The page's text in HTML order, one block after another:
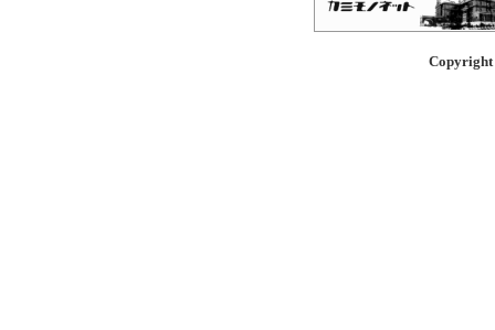
Copyright